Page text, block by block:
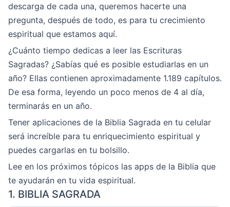
descarga de cada una, queremos hacerte una
pregunta, después de todo, es para tu crecimiento
espiritual que estamos aquí.
¿Cuánto tiempo dedicas a leer las Escrituras
Sagradas? ¿Sabías qué es posible estudiarlas en un
año? Ellas contienen aproximadamente 1.189 capítulos.
De esa forma, leyendo un poco menos de 4 al día,
terminarás en un año.
Tener aplicaciones de la Biblia Sagrada en tu celular
será increíble para tu enriquecimiento espiritual y
puedes cargarlas en tu bolsillo.
Lee en los próximos tópicos las apps de la Biblia que
te ayudarán en tu vida espiritual.
1. BIBLIA SAGRADA